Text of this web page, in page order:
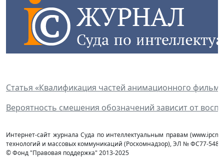
Статья «Квалификация частей анимационного
Вероятность смешения обозначений зависит от
Интернет-сайт журнала Суда по интеллектуальным правам
технологий и массовых коммуникаций (Роcкомнадзор), ЭЛ № ФС77-
© Фонд "Правовая поддержка" 2013-2025